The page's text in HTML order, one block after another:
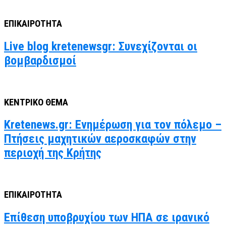
ΕΠΙΚΑΙΡΟΤΗΤΑ
Live blog kretenewsgr: Συνεχίζονται οι
βομβαρδισμοί
ΚΕΝΤΡΙΚΟ ΘΕΜΑ
Kretenews.gr: Ενημέρωση για τον πόλεμο –
Πτήσεις μαχητικών αεροσκαφών στην
περιοχή της Κρήτης
ΕΠΙΚΑΙΡΟΤΗΤΑ
Επίθεση υποβρυχίου των ΗΠΑ σε ιρανικό